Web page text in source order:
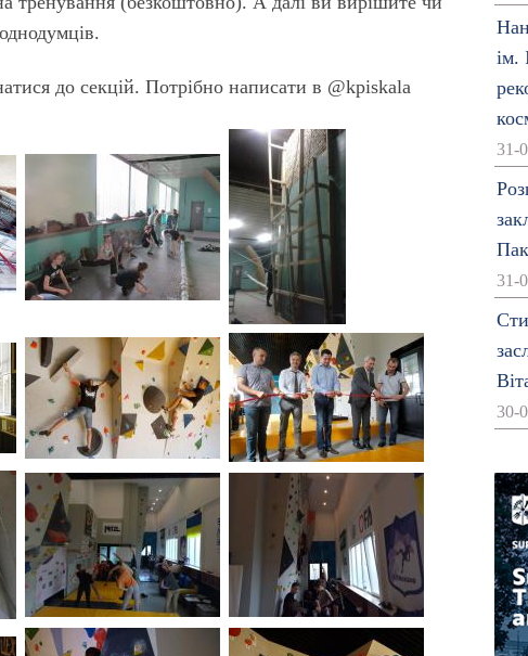
до секцій. Потрібно написати в @kpiskala
ім.
31-
31-
30-